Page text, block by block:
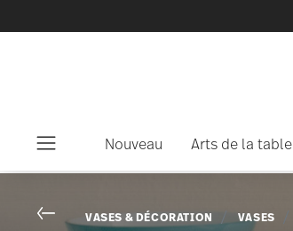
Nouveau Arts de la table
Go back
VASES & DÉCORATION VASES